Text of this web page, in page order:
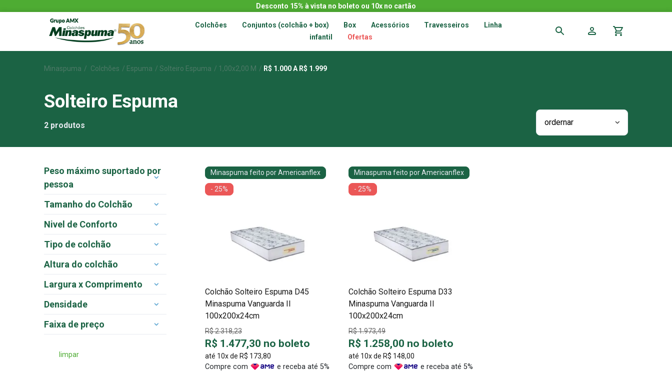
Desconto 15% à vista no boleto ou 10x no cartão
Colchões Conjuntos (colchão + box) Box Acessórios Travesseiros
Linha
infantil
Ofertas
Minaspuma Colchões Espuma Solteiro Espuma 1,00x2,00 M R$ 1.000 A R$ 1.999
Solteiro Espuma
2 produtos ordernar
Peso máximo suportado por
pessoa
100 kg
150 kg
Tamanho do Colchão
Solteiro
Nivel de Conforto
Firme
Tipo de colchão
Espuma
Altura do colchão
24 cm
Largura x Comprimento
1,00x2,00 m
Veja todas as opções
Densidade
D33
Faixa de preço
Veja todas as opções
limpar
Minaspuma feito por Americanflex
- 25%
Colchão Solteiro Espuma D45
Minaspuma Vanguarda II
100x200x24cm
R$ 2.318,23
R$ 1.477,30 no boleto
até 10x de R$ 173,80
Compre com
e receba até 5%
Minaspuma feito por Americanflex
- 25%
Colchão Solteiro Espuma D33
Minaspuma Vanguarda II
100x200x24cm
R$ 1.973,49
R$ 1.258,00 no boleto
até 10x deR$ 148,00
Compre com
e receba até 5%